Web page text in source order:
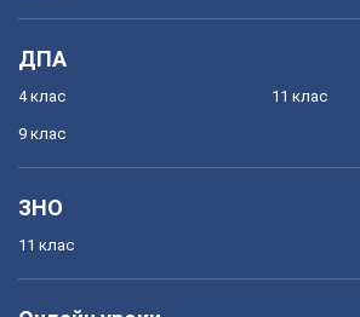
ДПА
4 клас
9 клас
11 клас
ЗНО
11 клас